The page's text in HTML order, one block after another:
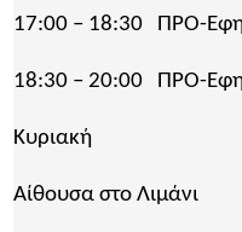
17:00 – 18:30 ΠΡΟ-
18:30 – 20:00 ΠΡΟ-
Κυριακή
Αίθουσα στο Λιμάνι